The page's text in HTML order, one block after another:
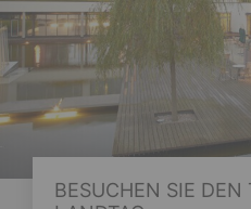
BESUCHEN SIE DEN